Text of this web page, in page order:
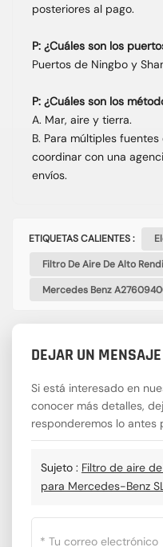
posteriores al pago.
P: ¿Cuáles son los
Puertos de Ningbo y
P: ¿Cuáles son los
A. Mar, aire y tierra.
B. Para múltiples
coordinar con una
envíos.
ETIQUETAS CALIENTES :
Filtro De Aire De Alto
Mercedes Benz
DEJAR UN MENSAJE
Si está interesado en
conocer más detalles,
responderemos lo antes
Sujeto : Filtro de aire
para Mercedes-Benz